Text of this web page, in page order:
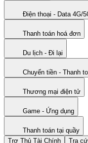
Điện thoại - Data 4G/
Thanh toán hoá đơn
Du lịch - Đi lại
Chuyển tiền - Thanh
Thương mại điện tử
Game - Ứng dụng
Thanh toán tại quầy
Trợ Thủ Tài Chính
Tra